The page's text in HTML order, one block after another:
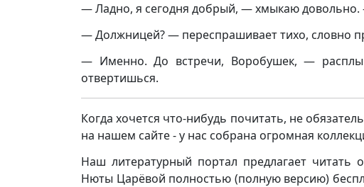
— Ладно, я сегодня добрый, — хмыкаю
— Должницей? — переспрашивает тихо, словно
— Именно. До встречи, Воробушек, —
отвертишься.
Когда хочется что-нибудь почитать, не
на нашем сайте - у нас собрана огромная
Наш литературный портал предлагает
Нюты Царёвой полностью (полную версию)